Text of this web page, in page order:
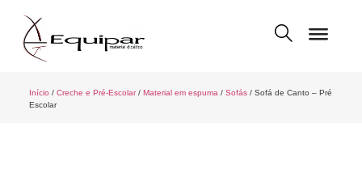
Início / Creche e Pré-Escolar/ Material em espuma / Sofás/ Sofá de Canto – Pré
Escolar